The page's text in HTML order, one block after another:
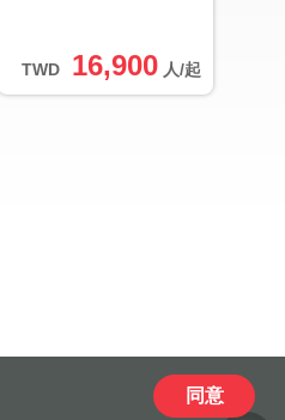
TWD 16,900 人/起
同意